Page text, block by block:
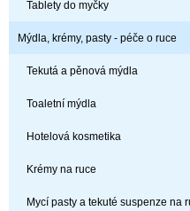
Tablety do myčky
Mýdla, krémy, pasty - péče o ruce
Tekutá a pěnová mýdla
Toaletní mýdla
Hotelová kosmetika
Krémy na ruce
Mycí pasty a tekuté suspenze na